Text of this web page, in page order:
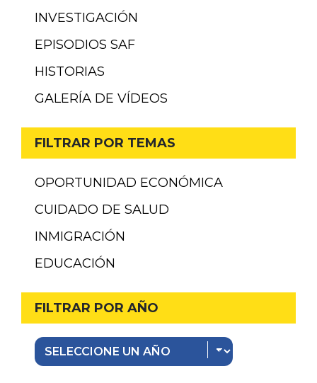
INVESTIGACIÓN
EPISODIOS SAF
HISTORIAS
GALERÍA DE VÍDEOS
FILTRAR POR TEMAS
OPORTUNIDAD ECONÓMICA
CUIDADO DE SALUD
INMIGRACIÓN
EDUCACIÓN
FILTRAR POR AÑO